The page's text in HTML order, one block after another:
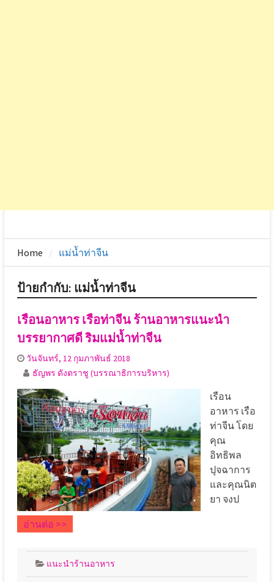
Home แม่น้ำท่าจีน
ป้ายกำกับ: แม่น้ำท่าจีน
เรือนอาหาร เรือท่าจีน ร้านอาหารแนะนำ
บรรยากาศดี ริมแม่น้ำท่าจีน
วันจันทร์, 12 กุมภาพันธ์ 2018
ธัญพร ดังตราชู (บรรณาธิการบริหาร)
เรือน
อาหาร เรือ
ท่าจีน โดย
คุณ
อิทธิพล
ปุจฉาการ
และคุณนิต
ยา จงป
อ่านต่อ >>
แนะนำร้านอาหาร